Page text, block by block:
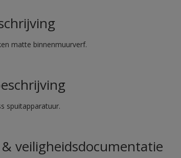
matte binnenmuurverf.
spuitapparatuur.
veiligheidsdocumentatie